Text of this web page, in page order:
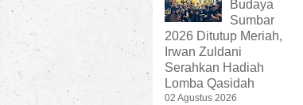
Budaya
Sumbar
2026 Ditutup Meriah,
Irwan Zuldani
Serahkan Hadiah
Lomba Qasidah
02 Agustus 2026